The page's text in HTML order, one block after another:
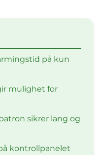
på kun
mulighet for
sikrer lang og
kontrollpanelet